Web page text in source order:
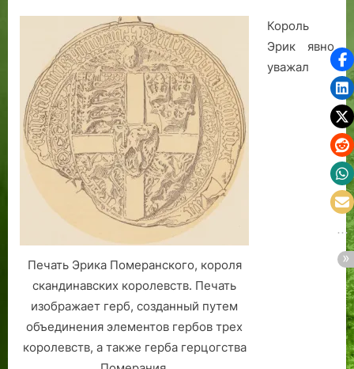
Печать Эрика Померанского, короля
скандинавских королевств. Печать
изображает герб, созданный путем
объединения элементов гербов трех
королевств, а также герба герцогства
Король
Эрик явно
уважал